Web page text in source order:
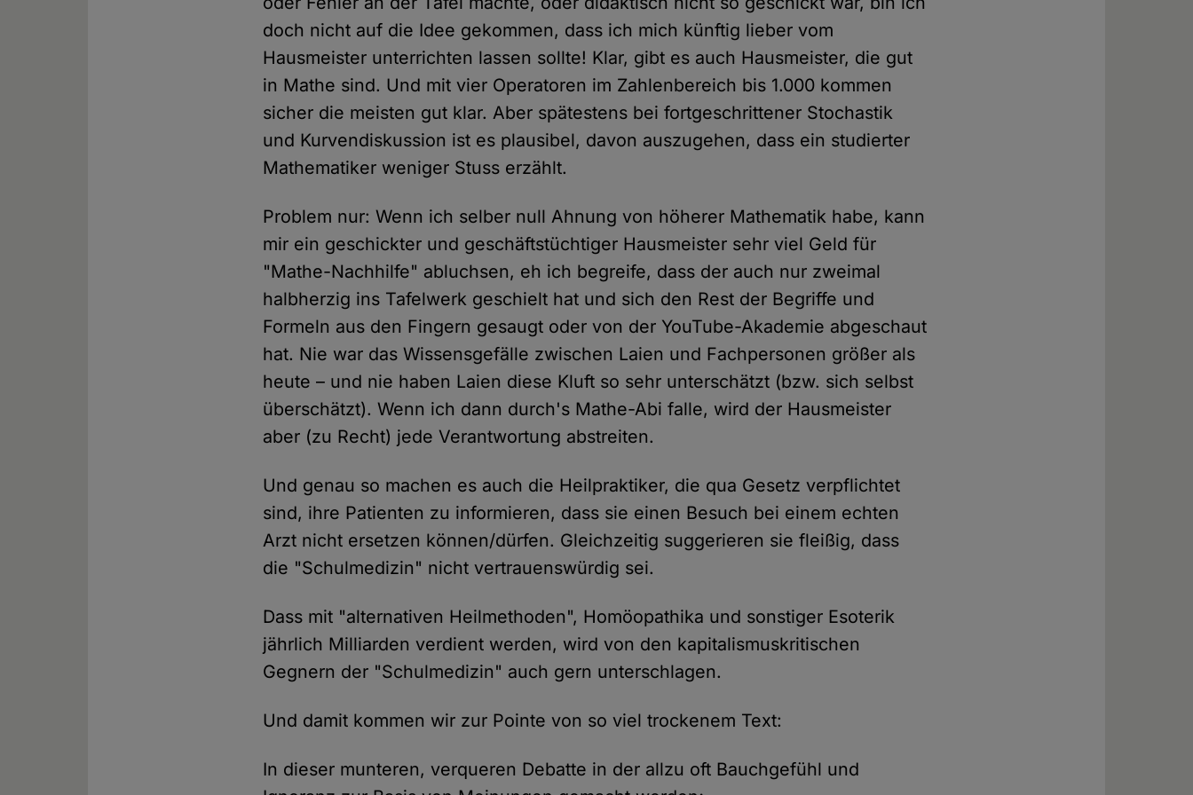
doch nicht auf die Idee gekommen, dass ich mich künftig lieber vom
Hausmeister unterrichten lassen sollte! Klar, gibt es auch Hausmeister, die gut
in Mathe sind. Und mit vier Operatoren im Zahlenbereich bis 1.000 kommen
sicher die meisten gut klar. Aber spätestens bei fortgeschrittener Stochastik
und Kurvendiskussion ist es plausibel, davon auszugehen, dass ein studierter
Mathematiker weniger Stuss erzählt.
Problem nur: Wenn ich selber null Ahnung von höherer Mathematik habe, kann
mir ein geschickter und geschäftstüchtiger Hausmeister sehr viel Geld für
"Mathe-Nachhilfe" abluchsen, eh ich begreife, dass der auch nur zweimal
halbherzig ins Tafelwerk geschielt hat und sich den Rest der Begriffe und
Formeln aus den Fingern gesaugt oder von der YouTube-Akademie abgeschaut
hat. Nie war das Wissensgefälle zwischen Laien und Fachpersonen größer als
heute – und nie haben Laien diese Kluft so sehr unterschätzt (bzw. sich selbst
überschätzt). Wenn ich dann durch's Mathe-Abi falle, wird der Hausmeister
aber (zu Recht) jede Verantwortung abstreiten.
Und genau so machen es auch die Heilpraktiker, die qua Gesetz verpflichtet
sind, ihre Patienten zu informieren, dass sie einen Besuch bei einem echten
Arzt nicht ersetzen können/dürfen. Gleichzeitig suggerieren sie fleißig, dass
die "Schulmedizin" nicht vertrauenswürdig sei.
Dass mit "alternativen Heilmethoden", Homöopathika und sonstiger Esoterik
jährlich Milliarden verdient werden, wird von den kapitalismuskritischen
Gegnern der "Schulmedizin" auch gern unterschlagen.
Und damit kommen wir zur Pointe von so viel trockenem Text:
In dieser munteren, verqueren Debatte in der allzu oft Bauchgefühl und